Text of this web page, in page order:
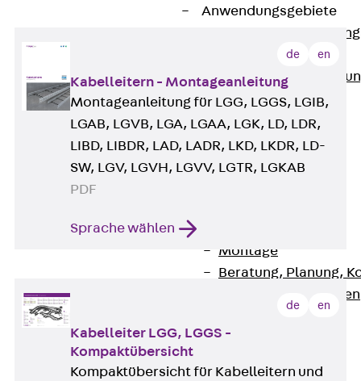
Anwendungsgebiete
Industrieanlagen
Bodengeführte
Rechenzentrum
Tunnel
Funktionserhalt
Dachflächen
Montage
Beratung, Planung,
Individuelle Lösungen
Referenzen
Downloads
de en
Kabelleitern - Montageanleitung
Montageanleitung für LGG, LGGS, LGIB,
LGAB, LGVB, LGA, LGAA, LGK, LD, LDR,
LIBD, LIBDR, LAD, LADR, LKD, LKDR, LD-
SW, LGV, LGVH, LGVV, LGTR, LGKAB
PDF
Sprache wählen
de en
Kabelleiter LGG, LGGS -
Kompaktübersicht
Kompaktübersicht für Kabelleitern und